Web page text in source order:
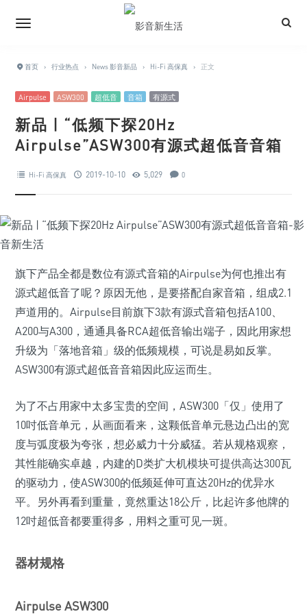
首页 › 行业热点 › News 影音新品 › Hi-Fi 高保真 › 正文
Airpulse ASW300 超低音 音箱 有源式
新品 | “低频下探20Hz
Airpulse”ASW300有源式超低音音箱
Hi-Fi 高保真 2019-10-10 5,029 0
旗下产品全都是数位有源式音箱的Airpulse为何也推出有
源式超低音了呢？原因无他，是要搭配自家音箱，组成2.1
声道用的。Airpulse目前旗下3款有源式音箱包括A100、
A200与A300，通通具备RCA超低音输出端子，因此用家想
升级为「落地音箱」级的低频规模，可说是易如反掌。
ASW300有源式超低音音箱因此应运而生。
为了不占用家中太多宝贵的空间，ASW300「仅」使用了
10吋低音单元，从画面看来，这颗低音单元悬边凸出的宽
度与弧度极为夸张，想必威力十分威猛。若从规格观察，
其性能确实卓越，内建的D类扩大机模块可提供高达300瓦
的驱动力，使ASW300的低频延伸可直达20Hz的优异水
平。另外再看到重量，竟然重达18公斤，比起许多他牌的
12吋超低音都要重得多，用料之重可见一斑。
器材规格
Airpulse ASW300